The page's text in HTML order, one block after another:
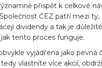
přispět k celkové
ČEZ patří mezi ty,
dividendy a tak je
jak tento proces funguje.
vyjádřena jako pevná
vlastníte více akcií,